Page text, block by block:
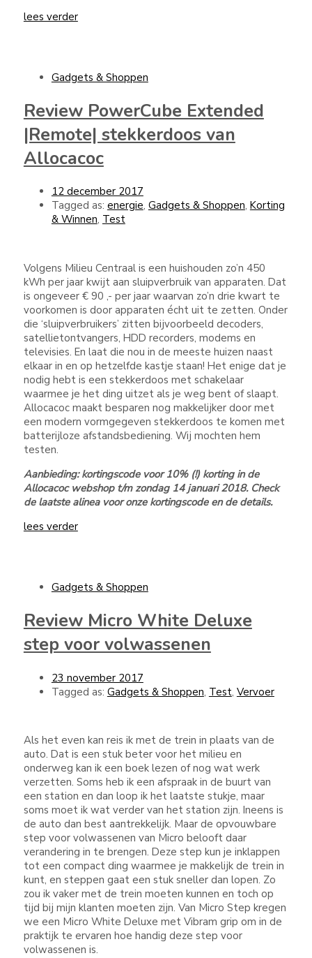
lees verder
Gadgets & Shoppen
Review PowerCube Extended
|Remote| stekkerdoos van
Allocacoc
12 december 2017
Tagged as: energie, Gadgets & Shoppen, Korting
& Winnen, Test
Volgens Milieu Centraal is een huishouden zo’n 450
kWh per jaar kwijt aan sluipverbruik van apparaten. Dat
is ongeveer € 90 ,- per jaar waarvan zo’n drie kwart te
voorkomen is door apparaten écht uit te zetten. Onder
die ‘sluipverbruikers’ zitten bijvoorbeeld decoders,
satellietontvangers, HDD recorders, modems en
televisies. En laat die nou in de meeste huizen naast
elkaar in en op hetzelfde kastje staan! Het enige dat je
nodig hebt is een stekkerdoos met schakelaar
waarmee je het ding uitzet als je weg bent of slaapt.
Allocacoc maakt besparen nog makkelijker door met
een modern vormgegeven stekkerdoos te komen met
batterijloze afstandsbediening. Wij mochten hem
testen.
Aanbieding: kortingscode voor 10% (!) korting in de
Allocacoc webshop t/m zondag 14 januari 2018. Check
de laatste alinea voor onze kortingscode en de details.
lees verder
Gadgets & Shoppen
Review Micro White Deluxe
step voor volwassenen
23 november 2017
Tagged as: Gadgets & Shoppen, Test, Vervoer
Als het even kan reis ik met de trein in plaats van de
auto. Dat is een stuk beter voor het milieu en
onderweg kan ik een boek lezen of nog wat werk
verzetten. Soms heb ik een afspraak in de buurt van
een station en dan loop ik het laatste stukje, maar
soms moet ik wat verder van het station zijn. Ineens is
de auto dan best aantrekkelijk. Maar de opvouwbare
step voor volwassenen van Micro belooft daar
verandering in te brengen. Deze step kun je inklappen
tot een compact ding waarmee je makkelijk de trein in
kunt, en steppen gaat een stuk sneller dan lopen. Zo
zou ik vaker met de trein moeten kunnen en toch op
tijd bij mijn klanten moeten zijn. Van Micro Step kregen
we een Micro White Deluxe met Vibram grip om in de
praktijk te ervaren hoe handig deze step voor
volwassenen is.